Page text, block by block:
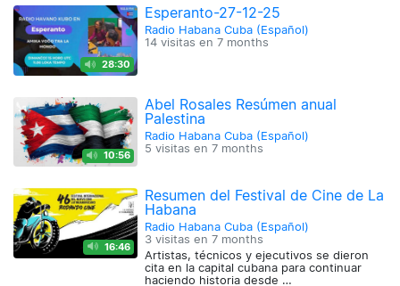
28:30
Esperanto-27-12-25
Radio Habana Cuba (Español)
14 visitas en7 months
10:56
Abel Rosales Resúmen anual
Palestina
Radio Habana Cuba (Español)
5 visitas en7 months
16:46
Resumen del Festival de Cine de La
Habana
Radio Habana Cuba (Español)
3 visitas en7 months
Artistas, técnicos y ejecutivos se dieron
cita en la capital cubana para continuar
haciendo historia desde …